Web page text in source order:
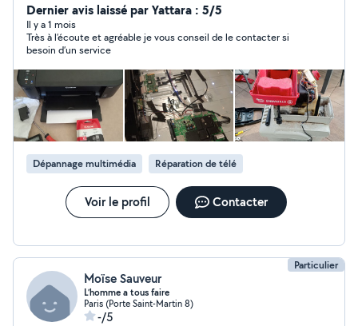
réparation d'objets ou de petits équipements >Les
petites installations et ajustements à la maison,
>Fixations murales, cadres, tringles, supports TV, fixation
d'étagères, remplacement de poignées, Ainsi que divers
travaux de bricolage >Petits réglages,
démontage/remontage, aide à l'aménagement,
>Peinture, etc. ***Je travaille avec sérieux, soin et
efficacité, en veillant toujours à laisser un travail propre
et bien réalisé. Mon objectif est de trouver des
solutions pratiques et durables selon vos besoins.
Dernier avis laissé par Yattara : 5/5
Il y a 1 mois
Très à l’écoute et agréable je vous conseil de le contacter si
besoin d’un service
Dépannage multimédia Réparation de télé
Voir le profil Contacter
Particulier
Moïse Sauveur
L’homme a tous faire
Paris (Porte Saint-Martin 8)
-/5